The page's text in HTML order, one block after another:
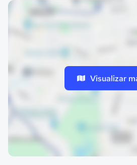
Visualizar